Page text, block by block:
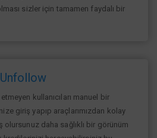
sizler için tamamen faydalı bir
kullanıcıları manuel bir
giriş yapıp araçlarımızdan kolay
olursunuz daha sağlıklı bir görünüm